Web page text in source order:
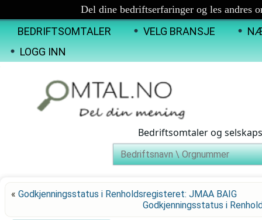
Del dine bedriftserfaringer og les andres
BEDRIFTSOMTALER VELG BRANSJE
LOGG INN
Bedriftsomtaler og
« Godkjenningsstatus i Renholdsregisteret: JMAA BAIG
Godkjenningsstatus i